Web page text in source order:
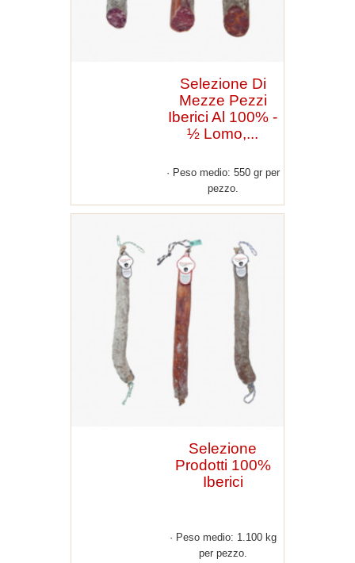
Selezione Di
Mezze Pezzi
Iberici Al 100% -
½ Lomo,...
Peso medio: 550 gr per
pezzo.
Selezione
Prodotti 100%
Iberici
Peso medio: 1.100 kg
per pezzo.